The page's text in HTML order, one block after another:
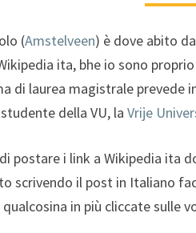
(Amstelveen) è dove abito
ita, bhe io sono
di laurea magistrale prevede
della VU, la Vrije
postare i link a Wikipedia ita
scrivendo il post in Italiano
in più cliccate sulle